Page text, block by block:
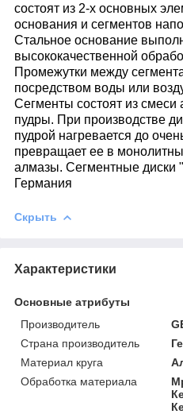
состоят из 2-х основных
основания и сегментов
Стальное основание
высококачественной
Промежутки между
посредством воды или
Сегменты состоят из смеси
пудры. При производстве
пудрой нагревается до
превращает ее в
алмазы. Сегментные диски
Германия
Скрыть
Характеристики
Основные атрибуты
Производитель
Страна производитель
Материал круга
Обработка материала